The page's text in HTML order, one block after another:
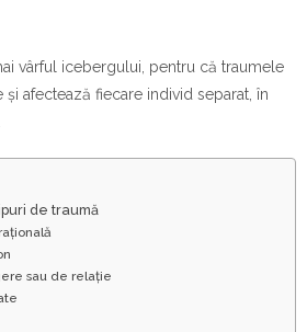
vârful icebergului, pentru că traumele
afectează fiecare individ separat, în
de traumă
sau de relație